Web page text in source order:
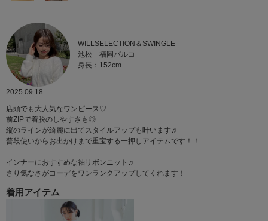
WILLSELECTION＆SWINGLE
池松 福岡パルコ
身長：152cm
2025.09.18
店頭でも大人気なワンピース♡
前ZIPで着脱のしやすさも◎
縦のラインが綺麗に出てスタイルアップも叶います♬
普段使いからお出かけまで重宝する一押しアイテムです！！
インナーにおすすめな袖リボンニット♬
さり気なさがコーデをワンランクアップしてくれます！
着用アイテム